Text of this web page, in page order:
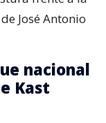
José Antonio
nacional
Kast